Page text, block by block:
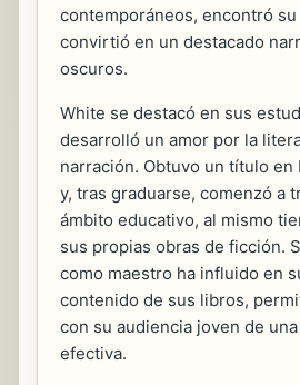
contemporáneos, encontró
convirtió en un destacado
oscuros.
White se destacó en sus
desarrolló un amor por la
narración. Obtuvo un título en
y, tras graduarse, comenzó a
ámbito educativo, al mismo
sus propias obras de ficción.
como maestro ha influido en
contenido de sus libros,
con su audiencia joven de
efectiva.